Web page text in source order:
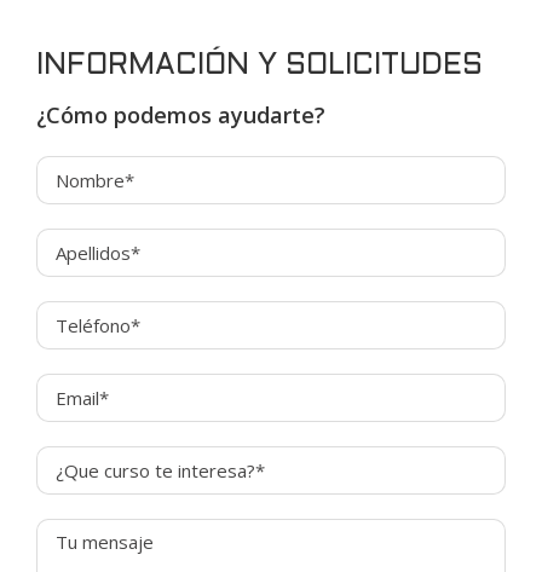
INFORMACIÓN Y SOLICITUDES
¿Cómo podemos ayudarte?